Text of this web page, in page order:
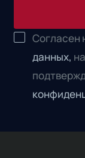
Согласен
данных,